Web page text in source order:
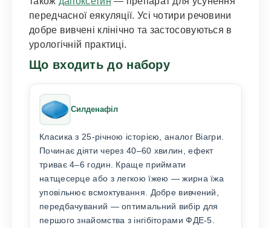
передчасної еякуляції. Усі чотири речовини
добре вивчені клінічно та застосовуються в
урологічній практиці.
Що входить до набору
Силденафіл
Класика з 25-річною історією, аналог Віагри.
Починає діяти через 40–60 хвилин, ефект
триває 4–6 годин. Краще приймати
натщесерце або з легкою їжею — жирна їжа
уповільнює всмоктування. Добре вивчений,
передбачуваний — оптимальний вибір для
першого знайомства з інгібіторами ФДЕ-5.